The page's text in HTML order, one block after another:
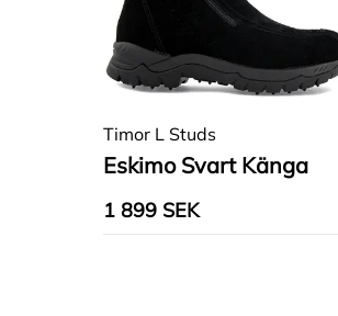
Timor L Studs
Eskimo Svart Känga
1 899 SEK